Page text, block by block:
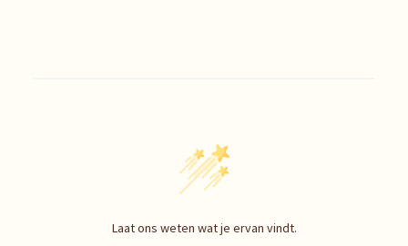
Laat ons weten wat je ervan vindt.